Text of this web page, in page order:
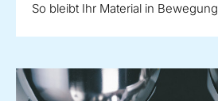
So bleibt Ihr Material in Bewegung